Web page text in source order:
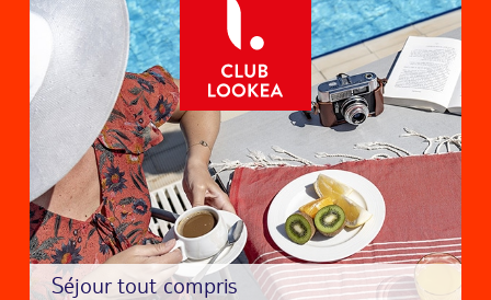
Séjour tout compris